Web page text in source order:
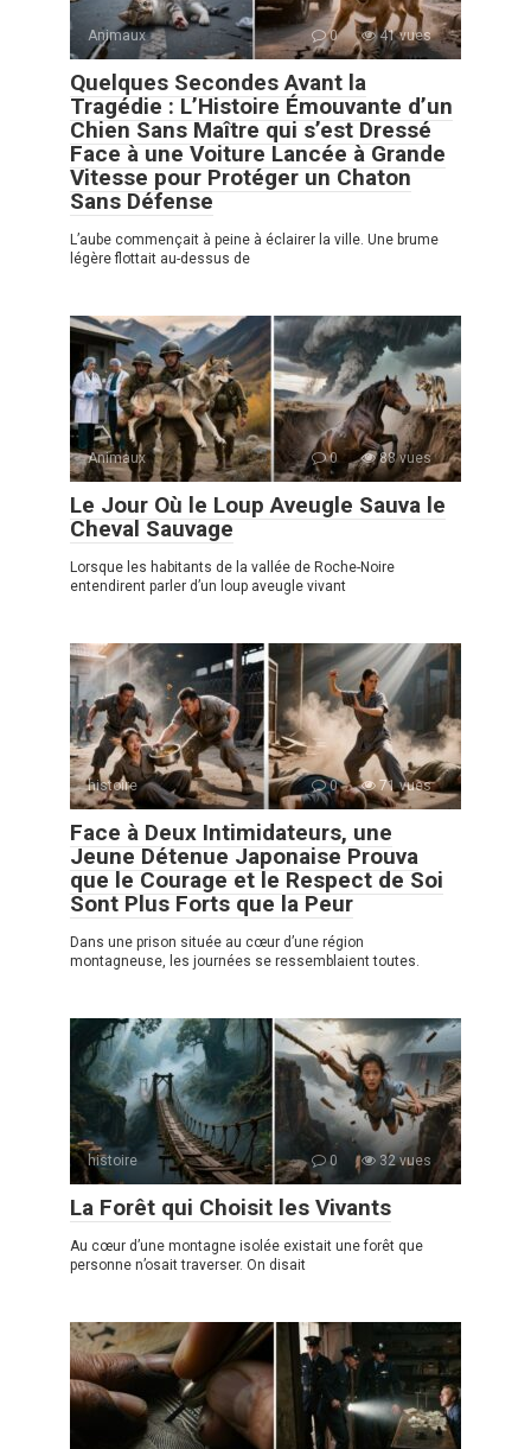
Animaux 0 41 vues
Quelques Secondes Avant la
Tragédie : L’Histoire Émouvante d’un
Chien Sans Maître qui s’est Dressé
Face à une Voiture Lancée à Grande
Vitesse pour Protéger un Chaton
Sans Défense
L’aube commençait à peine à éclairer la ville. Une brume
légère flottait au-dessus de
Animaux 0 88 vues
Le Jour Où le Loup Aveugle Sauva le
Cheval Sauvage
Lorsque les habitants de la vallée de Roche-Noire
entendirent parler d’un loup aveugle vivant
histoire 0 71 vues
Face à Deux Intimidateurs, une
Jeune Détenue Japonaise Prouva
que le Courage et le Respect de Soi
Sont Plus Forts que la Peur
Dans une prison située au cœur d’une région
montagneuse, les journées se ressemblaient toutes.
histoire 0 32 vues
La Forêt qui Choisit les Vivants
Au cœur d’une montagne isolée existait une forêt que
personne n’osait traverser. On disait